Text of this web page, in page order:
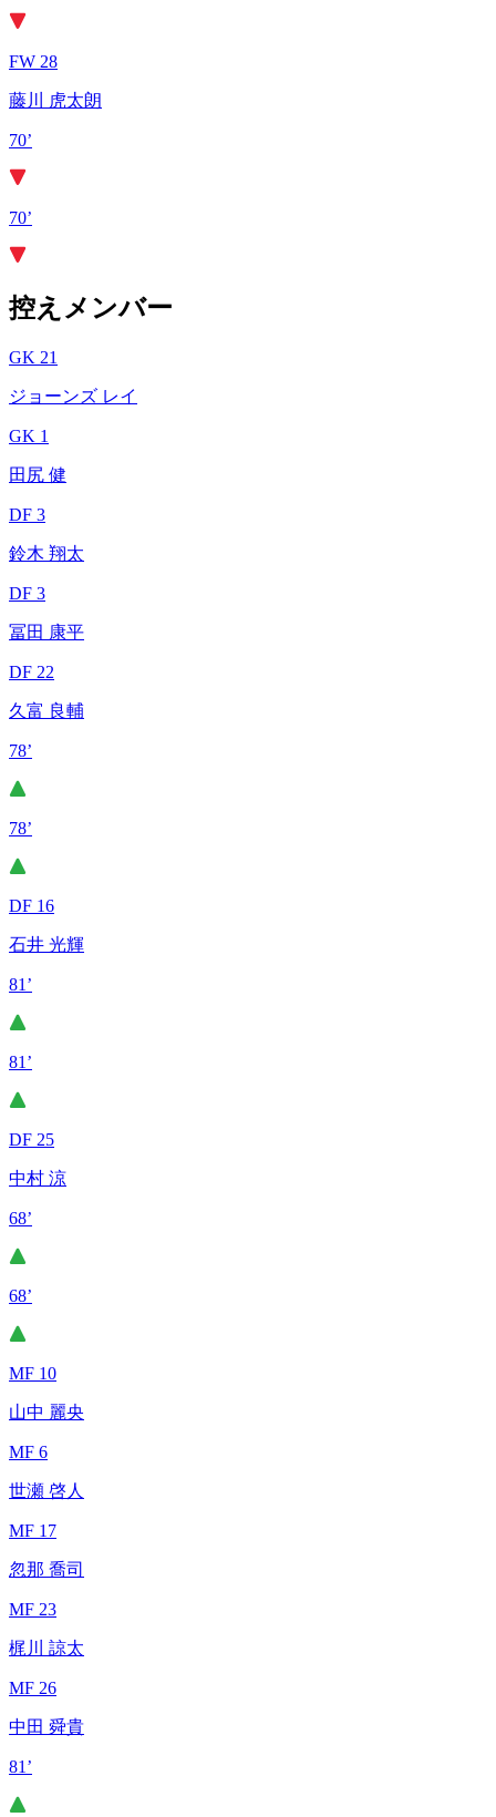
FW 28
藤川 虎太朗
70’
70’
控えメンバー
GK 21
ジョーンズ レイ
GK 1
田尻 健
DF 3
鈴木 翔太
DF 3
冨田 康平
DF 22
久富 良輔
78’
78’
DF 16
石井 光輝
81’
81’
DF 25
中村 涼
68’
68’
MF 10
山中 麗央
MF 6
世瀬 啓人
MF 17
忽那 喬司
MF 23
梶川 諒太
MF 26
中田 舜貴
81’